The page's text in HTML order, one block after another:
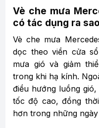
Vè che mưa
có tác dụng ra
Vè che mưa
dọc theo viền cửa
mưa gió và giảm
trong khi hạ kính.
điều hướng luồng
tốc độ cao, đồng
hơn trong những